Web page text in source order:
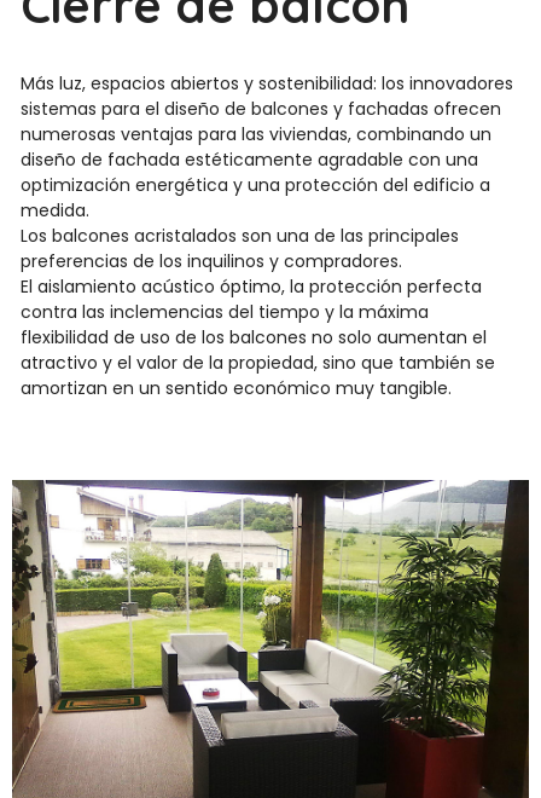
Más luz, espacios abiertos y sostenibilidad: los innovadores
sistemas para el diseño de balcones y fachadas ofrecen
numerosas ventajas para las viviendas, combinando un
diseño de fachada estéticamente agradable con una
optimización energética y una protección del edificio a
medida.
Los balcones acristalados son una de las principales
preferencias de los inquilinos y compradores.
El aislamiento acústico óptimo, la protección perfecta
contra las inclemencias del tiempo y la máxima
flexibilidad de uso de los balcones no solo aumentan el
atractivo y el valor de la propiedad, sino que también se
amortizan en un sentido económico muy tangible.